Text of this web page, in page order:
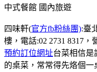
中式餐館 國內旅遊
四味軒(官方fb粉絲團):臺
樓，電話:02 2731 8317，
預約訂位網址台菜相信是
的桌菜，常常得先烙個